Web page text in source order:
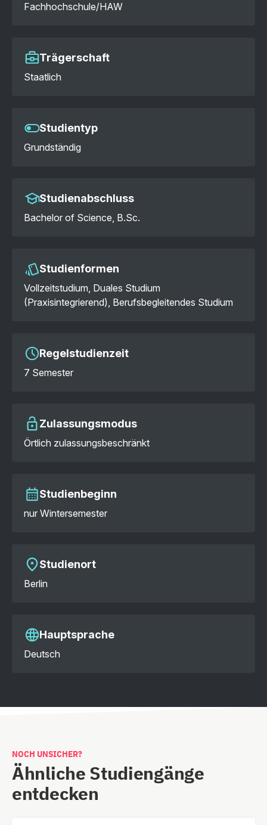
Fachhochschule/HAW
Trägerschaft
Staatlich
Studientyp
Grundständig
Studienabschluss
Bachelor of Science, B.Sc.
Studienformen
Vollzeitstudium, Duales Studium
(Praxisintegrierend), Berufsbegleitendes Studium
Regelstudienzeit
7 Semester
Zulassungsmodus
Örtlich zulassungsbeschränkt
Studienbeginn
nur Wintersemester
Studienort
Berlin
Hauptsprache
Deutsch
NOCH UNSICHER?
Ähnliche Studiengänge
entdecken